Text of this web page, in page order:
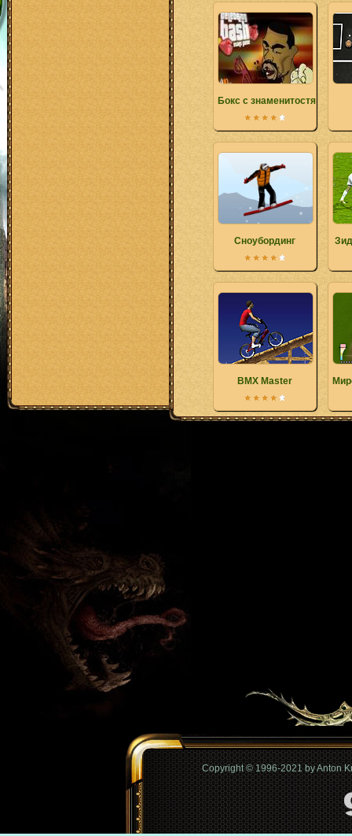
Бокс с знаменитостями
Сноубординг
BMX Master
Copyright © 1996-2021 by Anton